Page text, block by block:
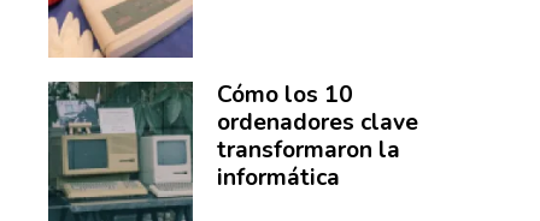
Cómo los 10
ordenadores clave
transformaron la
informática